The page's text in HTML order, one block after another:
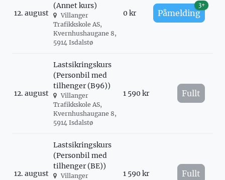
12. august
(Annet kurs)
Villanger
Trafikkskole AS,
Kvernhushaugane 8,
5914 Isdalstø
0 kr Påmelding
3+
12. august
Lastsikringskurs
(Personbil med
tilhenger (B96))
Villanger
Trafikkskole AS,
Kvernhushaugane 8,
5914 Isdalstø
1 590 kr Fullt
12. august
Lastsikringskurs
(Personbil med
tilhenger (BE))
Villanger
1 590 kr Fullt